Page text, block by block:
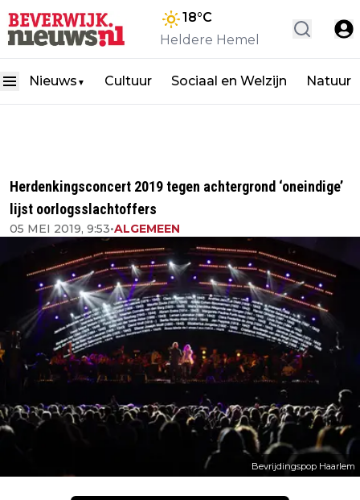
18°C
Heldere Hemel
Nieuws ▼ Cultuur Sociaal en Welzijn Natuur
Herdenkingsconcert 2019 tegen achtergrond ‘oneindige’
lijst oorlogsslachtoffers
05 MEI 2019, 9:53•ALGEMEEN
Bevrijdingspop Haarlem